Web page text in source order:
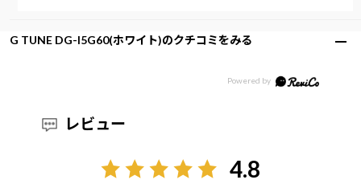
G TUNE DG-I5G60(ホワイト)のクチコミをみる
レビュー
4.8